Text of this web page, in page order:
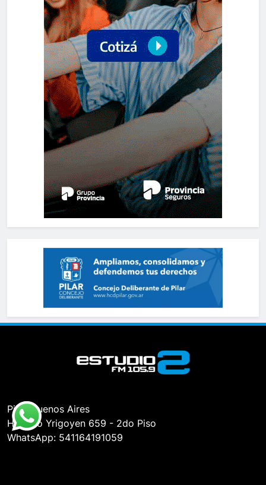
Pilar, Buenos Aires
Hipólito Yrigoyen 659 - 2do Piso
WhatsApp: 541164191059